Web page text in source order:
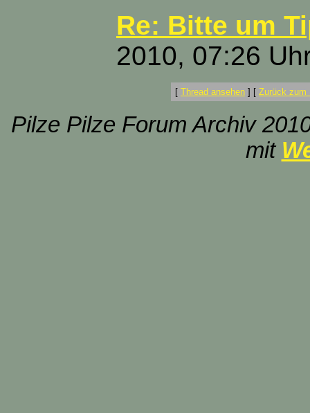
Re: Bitte um
2010, 07:26
[ Thread ansehen ] [ Zurück zum
Pilze Pilze Forum Archiv
mit